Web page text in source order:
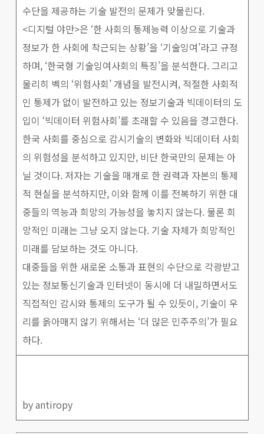
수단을 제공하는 기술 발전의 문제가 맞물린다.
<디지털 야만>은 ‘한 사회의 통제능력 이상으로 기술과
정보가 한 사회에 착근되는 상황’을 ‘기술잉여’라고 규정
하며, ‘한국형 기술잉여사회의 특징’을 분석한다. 그리고
울리히 벡의 ‘위험사회’ 개념을 발전시켜, 적절한 사회적
인 통제가 없이 발전하고 있는 정보기술과 빅데이터의 도
입이 ‘빅데이터 위험사회’를 초래할 수 있음을 경고한다.
한국 사회를 중심으로 감시기술의 변화와 빅데이터 사회
의 위험성을 분석하고 있지만, 비단 한국만의 문제는 아
닐 것이다. 저자는 기술을 매개로 한 권력과 자본의 통제
적 현실을 분석하지만, 이와 함께 이를 전복하기 위한 대
중들의 역능과 희망의 가능성을 놓치지 않는다. 물론 희
망적인 미래는 그냥 오지 않는다. 기술 자체가 희망적인
미래를 담보하는 것도 아니다.
대중들을 위한 새로운 소통과 표현의 수단으로 각광받고
있는 정보통신기술과 인터넷이 동시에 더 내밀하면서도
직접적인 감시와 통제의 도구가 될 수 있듯이, 기술이 우
리를 옭아매지 않기 위해서는 ‘더 많은 민주주의’가 필요
하다.
by antiropy